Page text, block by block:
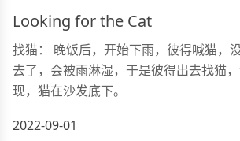
Looking for the Cat
找猫： 晚饭后，开始下雨，彼得喊猫，
去了，会被雨淋湿，于是彼得出去找猫
现，猫在沙发底下。
2022-09-01